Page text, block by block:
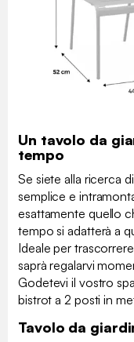
Un tavolo da
tempo
Se siete alla ricerca
semplice e
esattamente quello
tempo si adatterà a
Ideale per
saprà regalarvi
Godetevi il vostro
bistrot a 2 posti in
Tavolo da